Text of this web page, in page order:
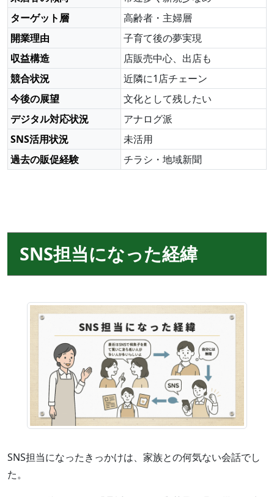
ターゲット層
高齢者・主婦層
開業理由
子育て後の夢実現
収益構造
店販売中心、出店も
競合状況
近隣に1店チェーン
今後の展望
文化として残したい
デジタル対応状況
アナログ派
SNS活用状況
未活用
過去の販促経験
チラシ・地域新聞
SNS担当になった経緯
SNS担当になったきっかけは、家族との何気ない会話でし
た。